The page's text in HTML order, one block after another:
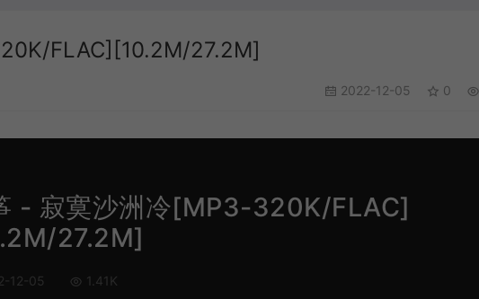
FLAC][10.2M/27.2M]
2022-12-05 0
- 寂寞沙洲冷[MP3-320K/FLAC]
27.2M]
12-05 1.41K